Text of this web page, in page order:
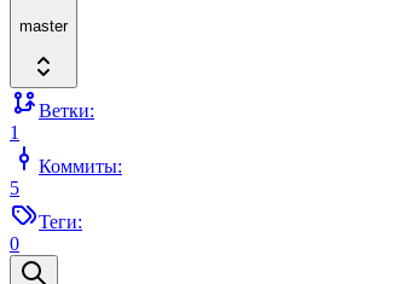
master
Ветки:
1
Коммиты:
5
Теги:
0